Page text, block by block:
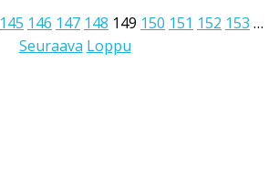
145 146 147 148 149 150 151 152 153 …
Seuraava Loppu